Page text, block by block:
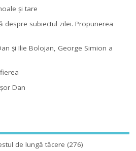
şi tare
despre subiectul zilei. Propunerea
şi Ilie Bolojan, George Simion a
Dan
de lungă tăcere (276)